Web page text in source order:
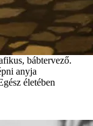
bábtervező.
anyja
életében